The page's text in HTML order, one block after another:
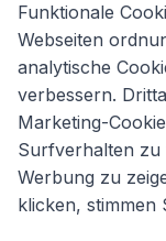
Funktionale
Webseiten
analytische
verbessern.
Marketing-
Surfverhalten zu
Werbung zu
klicken, stimmen